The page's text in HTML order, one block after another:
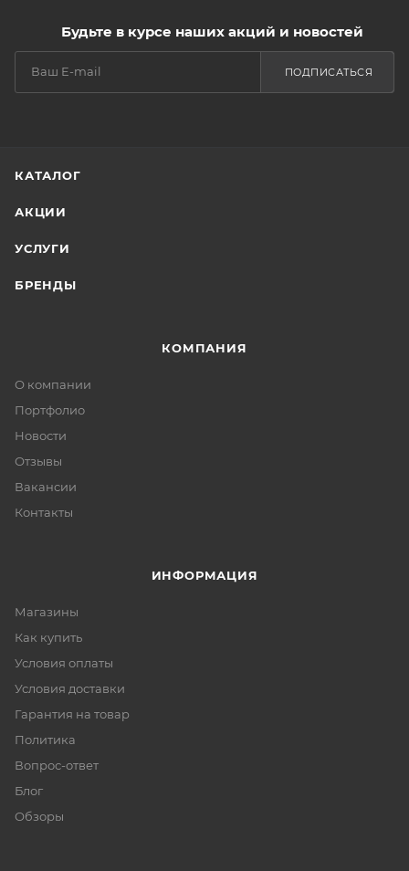
Будьте в курсе наших акций и новостей
ПОДПИСАТЬСЯ
КАТАЛОГ
АКЦИИ
УСЛУГИ
БРЕНДЫ
КОМПАНИЯ
О компании
Портфолио
Новости
Отзывы
Вакансии
Контакты
ИНФОРМАЦИЯ
Магазины
Как купить
Условия оплаты
Условия доставки
Гарантия на товар
Политика
Вопрос-ответ
Блог
Обзоры